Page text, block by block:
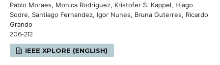
Pablo Moraes, Monica Rodriguez, Kristofer S. Kappel, Hiago
Sodre, Santiago Fernandez, Igor Nunes, Bruna Guterres, Ricardo
Grando
206-212
IEEE XPLORE (ENGLISH)